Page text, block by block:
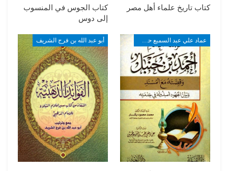
كتاب تاريخ علماء أهل مصر
كتاب الجوس في المنسوب
إلى دوس
أبو عبد الله بن فرج الشريف